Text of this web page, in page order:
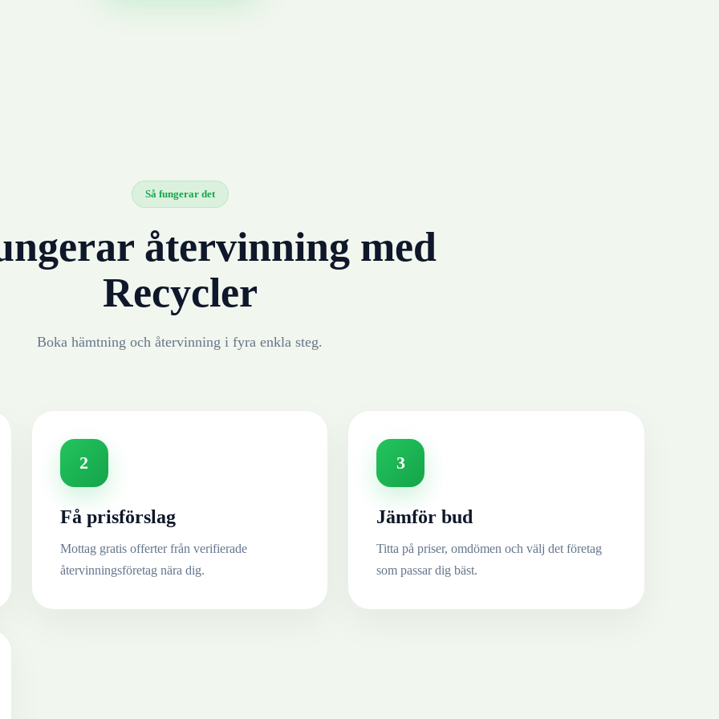
Så fungerar det
återvinning med
Recycler
Boka hämtning och återvinning i fyra enkla steg.
2
Få prisförslag
Mottag gratis offerter från verifierade
återvinningsföretag nära dig.
3
Jämför bud
Titta på priser, omdömen och välj det företag
som passar dig bäst.